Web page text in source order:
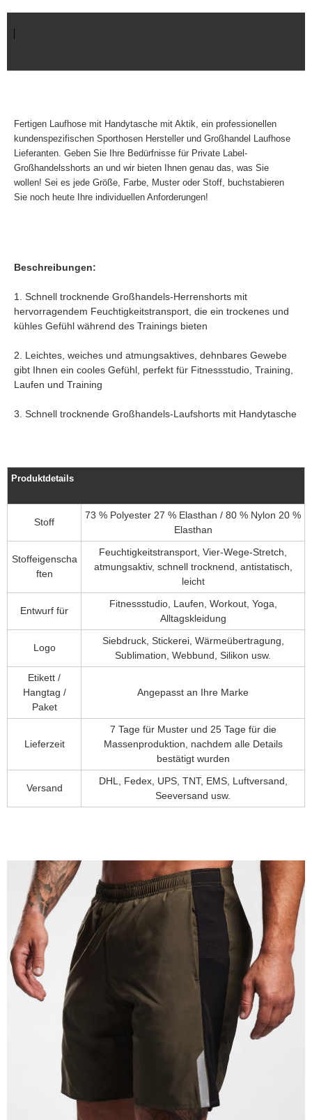
Fertigen
Laufhose mit Handytasche mit Aktik, ein professionellen
kundenspezifischen Sporthosen Hersteller und Großhandel Laufhose
Lieferanten. Geben Sie Ihre Bedürfnisse für Private Label-
Großhandelsshorts an und wir bieten Ihnen genau das, was Sie
wollen! Sei es jede Größe, Farbe, Muster oder Stoff, buchstabieren
Sie noch heute Ihre individuellen Anforderungen!
Beschreibungen:
1. Schnell trocknende Großhandels-Herrenshorts mit
hervorragendem Feuchtigkeitstransport, die ein trockenes und
kühles Gefühl während des Trainings bieten
2. Leichtes, weiches und atmungsaktives, dehnbares Gewebe
gibt Ihnen ein cooles Gefühl, perfekt für Fitnessstudio, Training,
Laufen und Training
3. Schnell trocknende Großhandels-Laufshorts mit Handytasche
Produktdetails
Stoff
73 % Polyester 27 % Elasthan / 80 % Nylon 20 %
Elasthan
Stoffeigenscha
ften
Feuchtigkeitstransport, Vier-Wege-Stretch,
atmungsaktiv, schnell trocknend, antistatisch,
leicht
Entwurf für
Fitnessstudio, Laufen, Workout, Yoga,
Alltagskleidung
Logo
Siebdruck, Stickerei, Wärmeübertragung,
Sublimation, Webbund, Silikon usw.
Etikett /
Hangtag /
Paket
Angepasst an Ihre Marke
Lieferzeit
7 Tage für Muster und 25 Tage für die
Massenproduktion, nachdem alle Details
bestätigt wurden
Versand
DHL, Fedex, UPS, TNT, EMS, Luftversand,
Seeversand usw.